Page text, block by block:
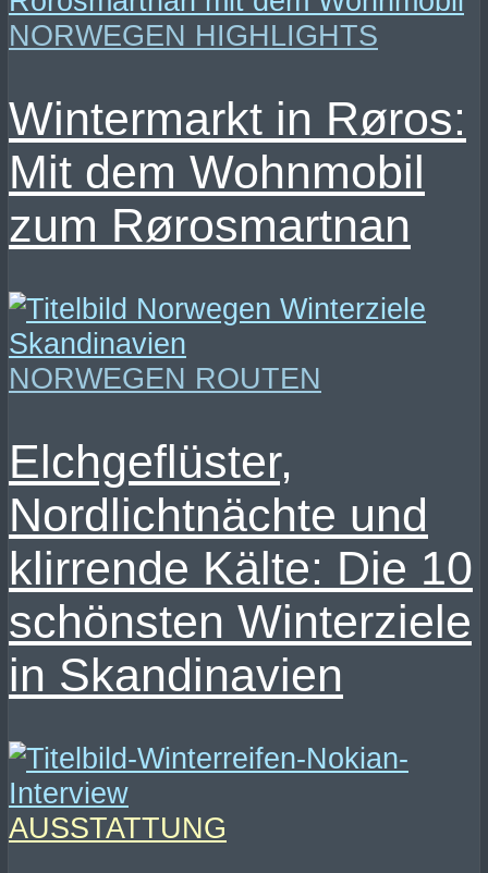
NORWEGEN HIGHLIGHTS
Wintermarkt in Røros:
Mit dem Wohnmobil
zum Rørosmartnan
NORWEGEN ROUTEN
Elchgeflüster,
Nordlichtnächte und
klirrende Kälte: Die 10
schönsten Winterziele
in Skandinavien
AUSSTATTUNG